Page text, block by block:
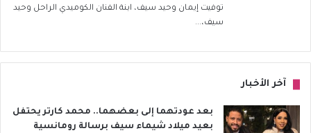
توفيت إيمان وحيد سيف، ابنة الفنان الكوميدي الراحل وحيد
سيف،...
آخر الأخبار
بعد عودتهما إلى بعضهما.. محمد كارتر يحتفل
بعيد ميلاد شيماء سيف برسالة رومانسية